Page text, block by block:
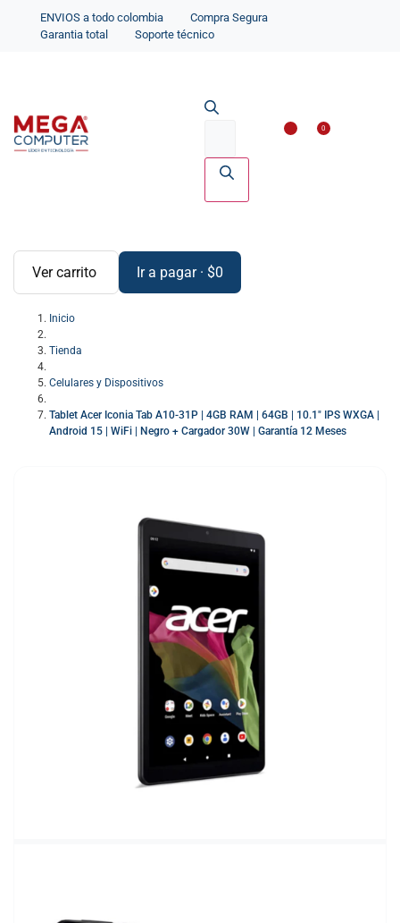
ENVIOS a todo colombia
Compra Segura
Garantia total
Soporte técnico
0
Ver carrito Ir a pagar · $0
Inicio
Tienda
Celulares y Dispositivos
Tablet Acer Iconia Tab A10-31P | 4GB RAM | 64GB | 10.1″ IPS WXGA |
Android 15 | WiFi | Negro + Cargador 30W | Garantía 12 Meses